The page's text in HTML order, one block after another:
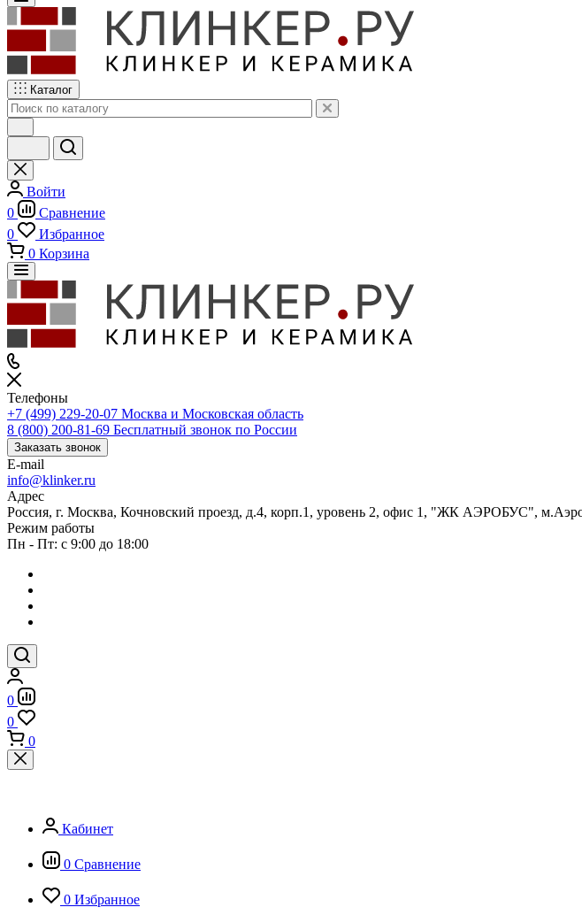
Каталог
Войти
0
Сравнение
0
Избранное
0 Корзина
Телефоны
+7 (499) 229-20-07 Москва и Московская область
8 (800) 200-81-69 Бесплатный звонок по России
Заказать звонок
E-mail
info@klinker.ru
Адрес
Россия, г. Москва, Кочновский проезд, д.4, корп.1, уровень 2, офис 1, "ЖК АЭРОБУС",
Режим работы
Пн - Пт: с 9:00 до 18:00
0
0
0
Кабинет
0 Сравнение
0 Избранное